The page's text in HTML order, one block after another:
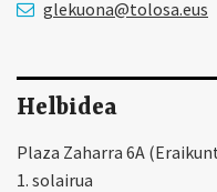
glekuona@tolosa.eus
Helbidea
Plaza Zaharra 6A
1. solairua